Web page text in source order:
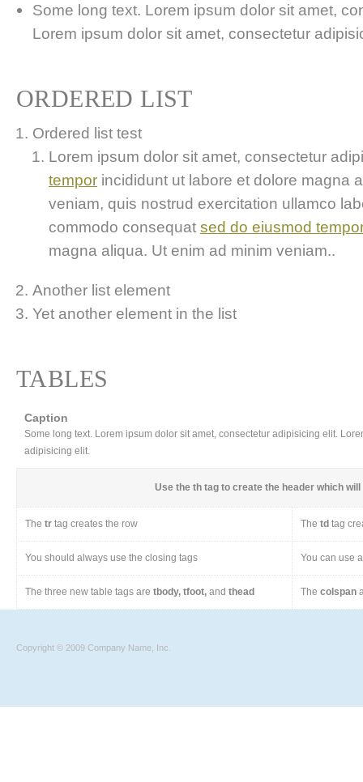
Some long text. Lorem ipsum dolor sit amet,
Lorem ipsum dolor sit amet, consectetur
ORDERED LIST
Ordered list test
Lorem ipsum dolor sit amet, consectetur
tempor incididunt ut labore et dolore magna
veniam, quis nostrud exercitation ullamco
commodo consequat sed do eiusmod
magna aliqua. Ut enim ad minim veniam..
Another list element
Yet another element in the list
TABLES
Caption
Some long text. Lorem ipsum dolor sit amet, consectetur adipisicing elit.
adipisicing elit.
Use the th tag to create the header which
The tr tag creates the row The td tag
You should always use the closing tags You can use
The three new table tags are tbody, tfoot, and thead The colspan
Copyright © 2009 Company Name, Inc.